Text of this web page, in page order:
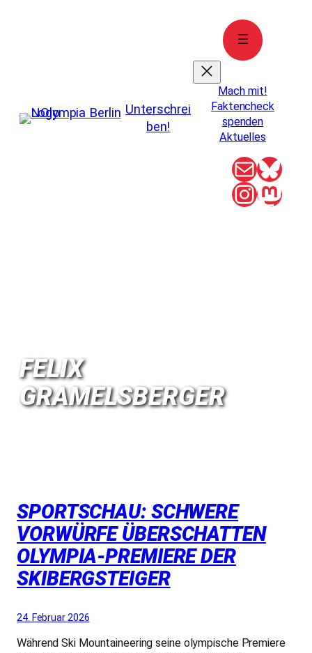
Unterschrei
ben!
Mach mit!
Faktencheck
spenden
Aktuelles
E-Mail
FELIX
GRAMELSBERGER
SPORTSCHAU: SCHWERE
VORWÜRFE ÜBERSCHATTEN
OLYMPIA-PREMIERE DER
SKIBERGSTEIGER
24. Februar 2026
Während Ski Mountaineering seine olympische Premiere